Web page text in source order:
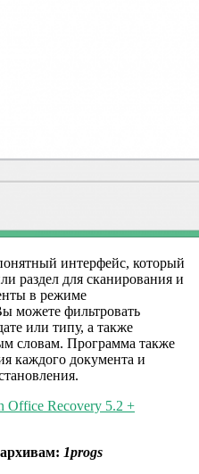
интерфейс, который
раздел для сканирования и
в режиме
можете фильтровать
или типу, а также
словам. Программа также
каждого документа и
Office Recovery 5.2 +
1progs